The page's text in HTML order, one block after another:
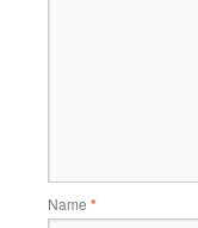
Name *